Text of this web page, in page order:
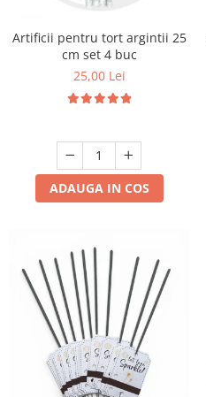
Artificii pentru tort argintii 25
cm set 4 buc
25,00 Lei
ADAUGA IN COS